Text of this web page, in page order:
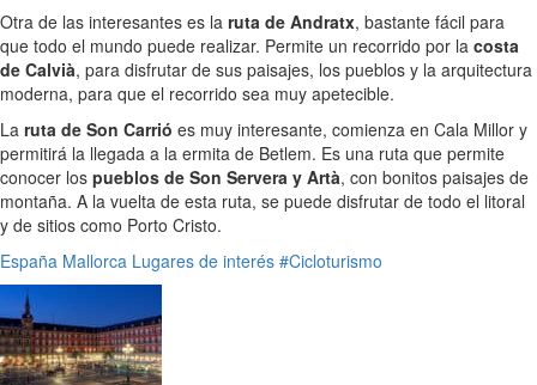
Otra de las interesantes es la ruta de Andratx, bastante fácil para
que todo el mundo puede realizar. Permite un recorrido por la costa
de Calvià, para disfrutar de sus paisajes, los pueblos y la arquitectura
moderna, para que el recorrido sea muy apetecible.
La ruta de Son Carrió es muy interesante, comienza en Cala Millor y
permitirá la llegada a la ermita de Betlem. Es una ruta que permite
conocer los pueblos de Son Servera y Artà, con bonitos paisajes de
montaña. A la vuelta de esta ruta, se puede disfrutar de todo el litoral
y de sitios como Porto Cristo.
España Mallorca Lugares de interés #Cicloturismo